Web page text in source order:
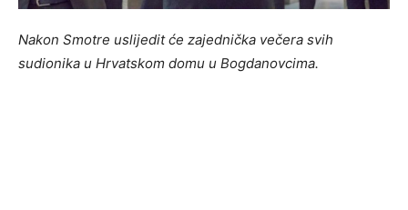
Nakon Smotre uslijedit će zajednička večera svih
sudionika u Hrvatskom domu u Bogdanovcima.